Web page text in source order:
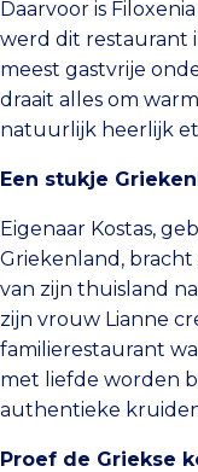
Daarvoor is
werd dit restaurant
meest gastvrije
draait alles om
natuurlijk heerlijk
Een stukje
Eigenaar Kostas,
Griekenland,
van zijn thuisland
zijn vrouw Lianne
familierestaurant
met liefde worden
authentieke
Proef de Griekse